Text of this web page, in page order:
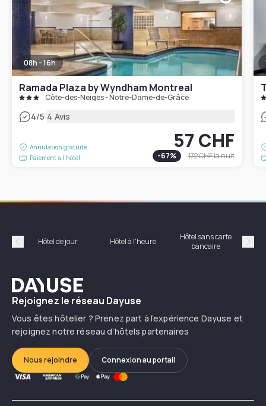
08h - 16h
Ramada Plaza by Wyndham Montreal
Côte-des-Neiges - Notre-Dame-de-Grâce
4/5|4 Avis
Annulation gratuite
Paiement à l'hôtel
57 CHF
-67% 172 CHFla nuit
Précédent
Hôtel de jour Hôtel à l'heure
Hôtel sans carte
bancaire
Dayuse
Rejoignez le réseau Dayuse
Vous êtes hôtelier ? Prenez part à l’expérience Dayuse et
rejoignez notre réseau d’hôtels partenaires
Nous rejoindre Connexion au portail